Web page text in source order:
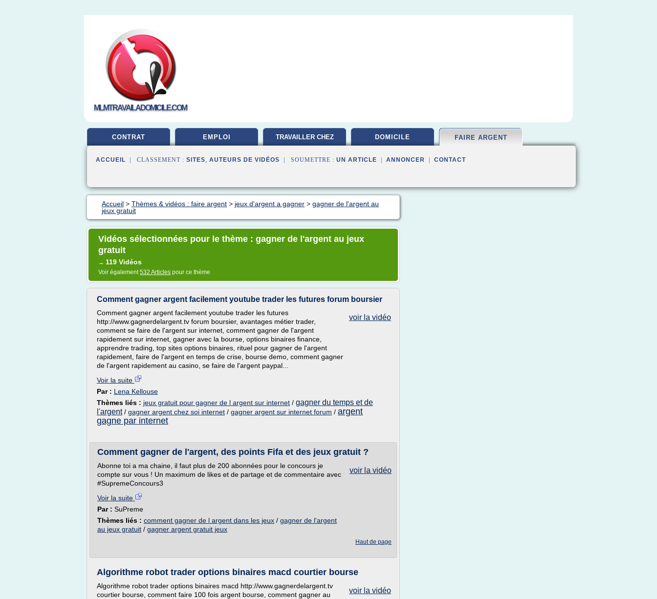
MLMTRAVAILADOMICILE.COM
CONTRAT EMPLOI TRAVAILLER CHEZ DOMICILE FAIRE ARGENT
ACCUEIL | CLASSEMENT : SITES, AUTEURS DE VIDÉOS | SOUMETTRE : UN ARTICLE ANNONCER CONTACT
Accueil > Thèmes & vidéos : faire argent > jeux d'argent a gagner > gagner de l'argent au
jeux gratuit
Vidéos sélectionnées pour le thème : gagner de l'argent au jeux
gratuit
→ 119 Vidéos
Voir également532 Articles pour ce thème
Comment gagner argent facilement youtube trader les futures forum boursier
voir la vidéo
Comment gagner argent facilement youtube trader les futures
http://www.gagnerdelargent.tv forum boursier, avantages métier trader,
comment se faire de l'argent sur internet, comment gagner de l'argent
rapidement sur internet, gagner avec la bourse, options binaires finance,
apprendre trading, top sites options binaires, rituel pour gagner de l'argent
rapidement, faire de l'argent en temps de crise, bourse demo, comment gagner
de l'argent rapidement au casino, se faire de l'argent paypal...
Voir la suite
Par : Lena Kellouse
Thèmes liés : jeux gratuit pour gagner de l argent sur internet / gagner du temps et de
l'argent/ gagner argent chez soi internet / gagner argent sur internet forum / argent
gagne par internet
Comment gagner de l'argent, des points Fifa et des jeux gratuit ?
voir la vidéo
Abonne toi a ma chaine, il faut plus de 200 abonnées pour le concours je
compte sur vous ! Un maximum de likes et de partage et de commentaire avec
#SupremeConcours3
Voir la suite
Par : SuPreme
Thèmes liés : comment gagner de l argent dans les jeux / gagner de l'argent
au jeux gratuit / gagner argent gratuit jeux
Haut de page
Algorithme robot trader options binaires macd courtier bourse
voir la vidéo
Algorithme robot trader options binaires macd http://www.gagnerdelargent.tv
courtier bourse, comment faire 100 fois argent bourse, comment gagner au